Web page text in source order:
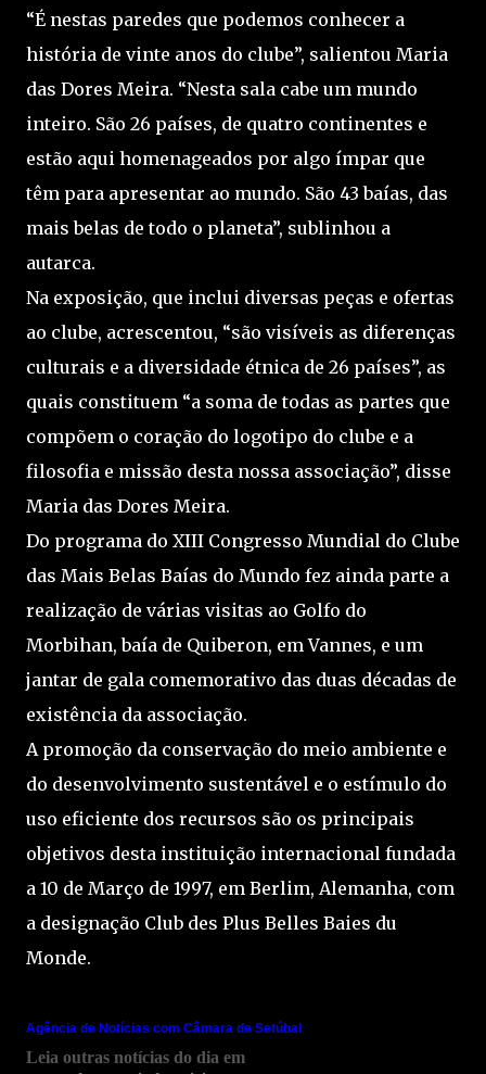
“É nestas paredes que podemos conhecer a
história de vinte anos do clube”, salientou Maria
das Dores Meira. “Nesta sala cabe um mundo
inteiro. São 26 países, de quatro continentes e
estão aqui homenageados por algo ímpar que
têm para apresentar ao mundo. São 43 baías, das
mais belas de todo o planeta”, sublinhou a
autarca.
Na exposição, que inclui diversas peças e ofertas
ao clube, acrescentou, “são visíveis as diferenças
culturais e a diversidade étnica de 26 países”, as
quais constituem “a soma de todas as partes que
compõem o coração do logotipo do clube e a
filosofia e missão desta nossa associação”, disse
Maria das Dores Meira.
Do programa do XIII Congresso Mundial do Clube
das Mais Belas Baías do Mundo fez ainda parte a
realização de várias visitas ao Golfo do
Morbihan, baía de Quiberon, em Vannes, e um
jantar de gala comemorativo das duas décadas de
existência da associação.
A promoção da conservação do meio ambiente e
do desenvolvimento sustentável e o estímulo do
uso eficiente dos recursos são os principais
objetivos desta instituição internacional fundada
a 10 de Março de 1997, em Berlim, Alemanha, com
a designação Club des Plus Belles Baies du
Monde.
Agência de Notícias com Câmara de Setúbal
Leia outras notícias do dia em